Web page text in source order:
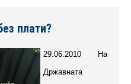
плати?
29.06.2010 На
Државната